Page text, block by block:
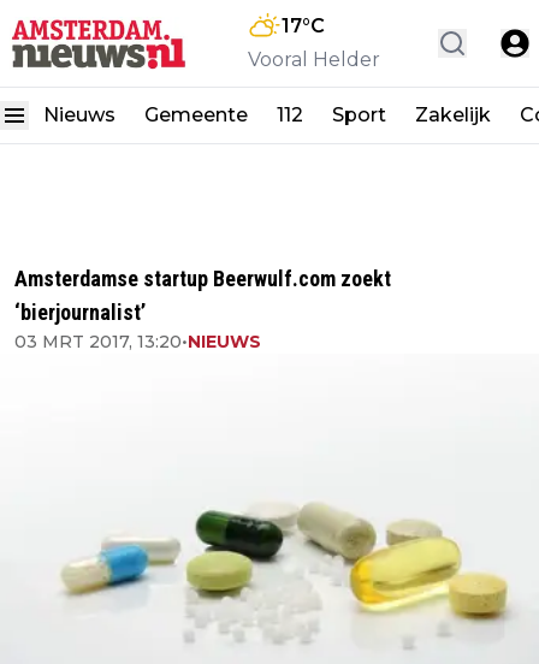
17°C
Vooral Helder
Nieuws Gemeente 112 Sport Zakelijk
Amsterdamse startup Beerwulf.com zoekt
‘bierjournalist’
03 MRT 2017, 13:20•NIEUWS